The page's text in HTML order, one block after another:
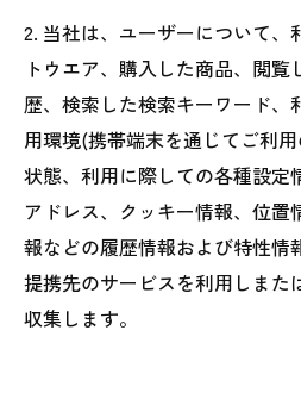
2. 当社は、ユーザーについて、
トウエア、購入した商品、閲
歴、検索した検索キーワード、
用環境(携帯端末を通じてご利
状態、利用に際しての各種設定
アドレス、クッキー情報、位置
報などの履歴情報および特性情
提携先のサービスを利用しまた
収集します。